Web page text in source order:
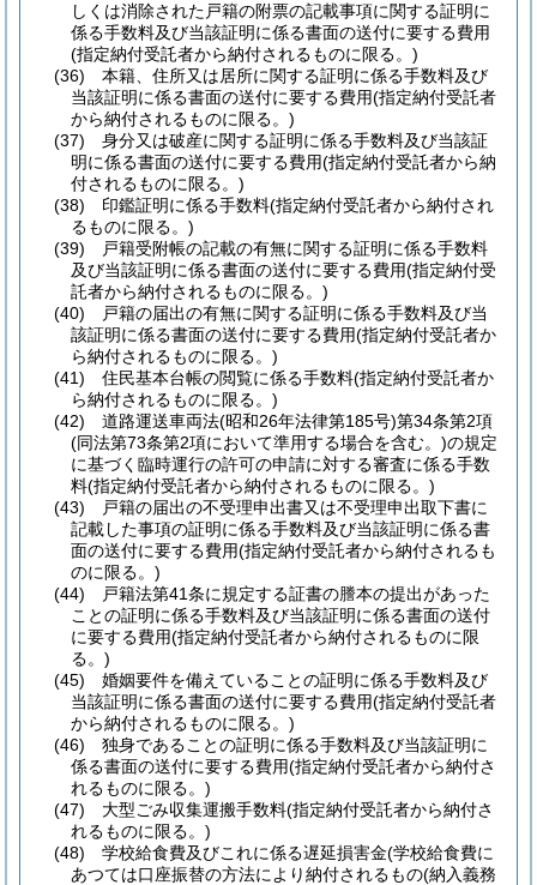
しくは消除された戸籍の附票の記載事項に関する証明に
係る手数料及び当該証明に係る書面の送付に要する費用
(指定納付受託者から納付されるものに限る。)
(36)
本籍、住所又は居所に関する証明に係る手数料及び
当該証明に係る書面の送付に要する費用(指定納付受託者
から納付されるものに限る。)
(37)
身分又は破産に関する証明に係る手数料及び当該証
明に係る書面の送付に要する費用(指定納付受託者から納
付されるものに限る。)
(38)
印鑑証明に係る手数料(指定納付受託者から納付され
るものに限る。)
(39)
戸籍受附帳の記載の有無に関する証明に係る手数料
及び当該証明に係る書面の送付に要する費用(指定納付受
託者から納付されるものに限る。)
(40)
戸籍の届出の有無に関する証明に係る手数料及び当
該証明に係る書面の送付に要する費用(指定納付受託者か
ら納付されるものに限る。)
(41)
住民基本台帳の閲覧に係る手数料(指定納付受託者か
ら納付されるものに限る。)
(42)
道路運送車両法(昭和26年法律第185号)第34条第2項
(同法第73条第2項において準用する場合を含む。)の規定
に基づく臨時運行の許可の申請に対する審査に係る手数
料(指定納付受託者から納付されるものに限る。)
(43)
戸籍の届出の不受理申出書又は不受理申出取下書に
記載した事項の証明に係る手数料及び当該証明に係る書
面の送付に要する費用(指定納付受託者から納付されるも
のに限る。)
(44)
戸籍法第41条に規定する証書の謄本の提出があった
ことの証明に係る手数料及び当該証明に係る書面の送付
に要する費用(指定納付受託者から納付されるものに限
る。)
(45)
婚姻要件を備えていることの証明に係る手数料及び
当該証明に係る書面の送付に要する費用(指定納付受託者
から納付されるものに限る。)
(46)
独身であることの証明に係る手数料及び当該証明に
係る書面の送付に要する費用(指定納付受託者から納付さ
れるものに限る。)
(47)
大型ごみ収集運搬手数料(指定納付受託者から納付さ
れるものに限る。)
(48)
学校給食費及びこれに係る遅延損害金(学校給食費に
あつては口座振替の方法により納付されるもの(納入義務